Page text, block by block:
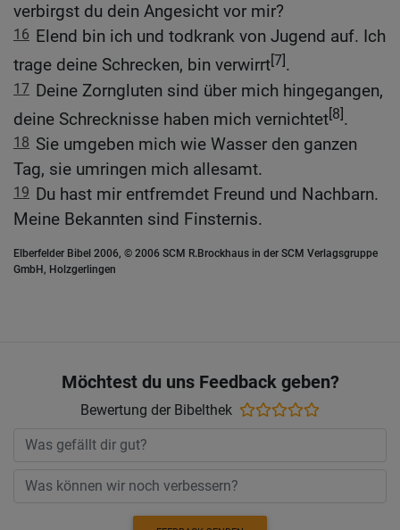
verbirgst du dein Angesicht vor mir?
16 Elend bin ich und todkrank von Jugend auf. Ich
trage deine Schrecken, bin verwirrt[7].
17 Deine Zorngluten sind über mich hingegangen,
deine Schrecknisse haben mich vernichtet[8].
18 Sie umgeben mich wie Wasser den ganzen
Tag, sie umringen mich allesamt.
19 Du hast mir entfremdet Freund und Nachbarn.
Meine Bekannten sind Finsternis.
Elberfelder Bibel 2006, © 2006 SCM R.Brockhaus in der SCM Verlagsgruppe
GmbH, Holzgerlingen
Möchtest du uns Feedback geben?
Bewertung der Bibelthek